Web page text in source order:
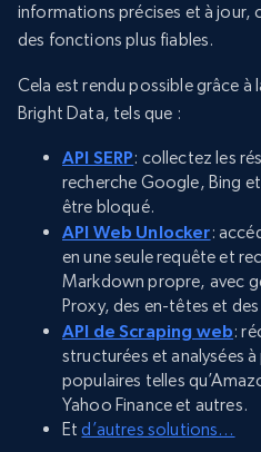
informations précises et à jour,
des fonctions plus fiables.
Cela est rendu possible grâce à
Bright Data, tels que :
API SERP: collectez les
recherche Google, Bing
être bloqué.
API Web Unlocker:
en une seule requête et
Markdown propre, avec
Proxy, des en-têtes et
API de Scraping web:
structurées et analysées
populaires telles
Yahoo Finance et autres.
Etd’autres solutions…